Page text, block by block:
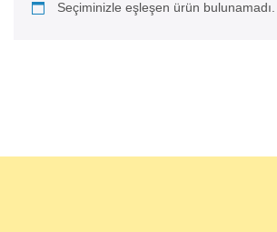
Şifrenizi mi Unuttunuz?
Seçiminizle eşleşen ürün bulunamadı.